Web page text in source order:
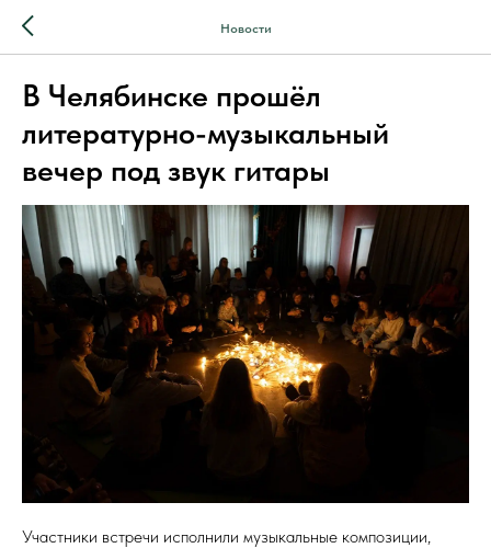
Новости
В Челябинске прошёл
литературно-музыкальный
вечер под звук гитары
Участники встречи исполнили музыкальные композиции,